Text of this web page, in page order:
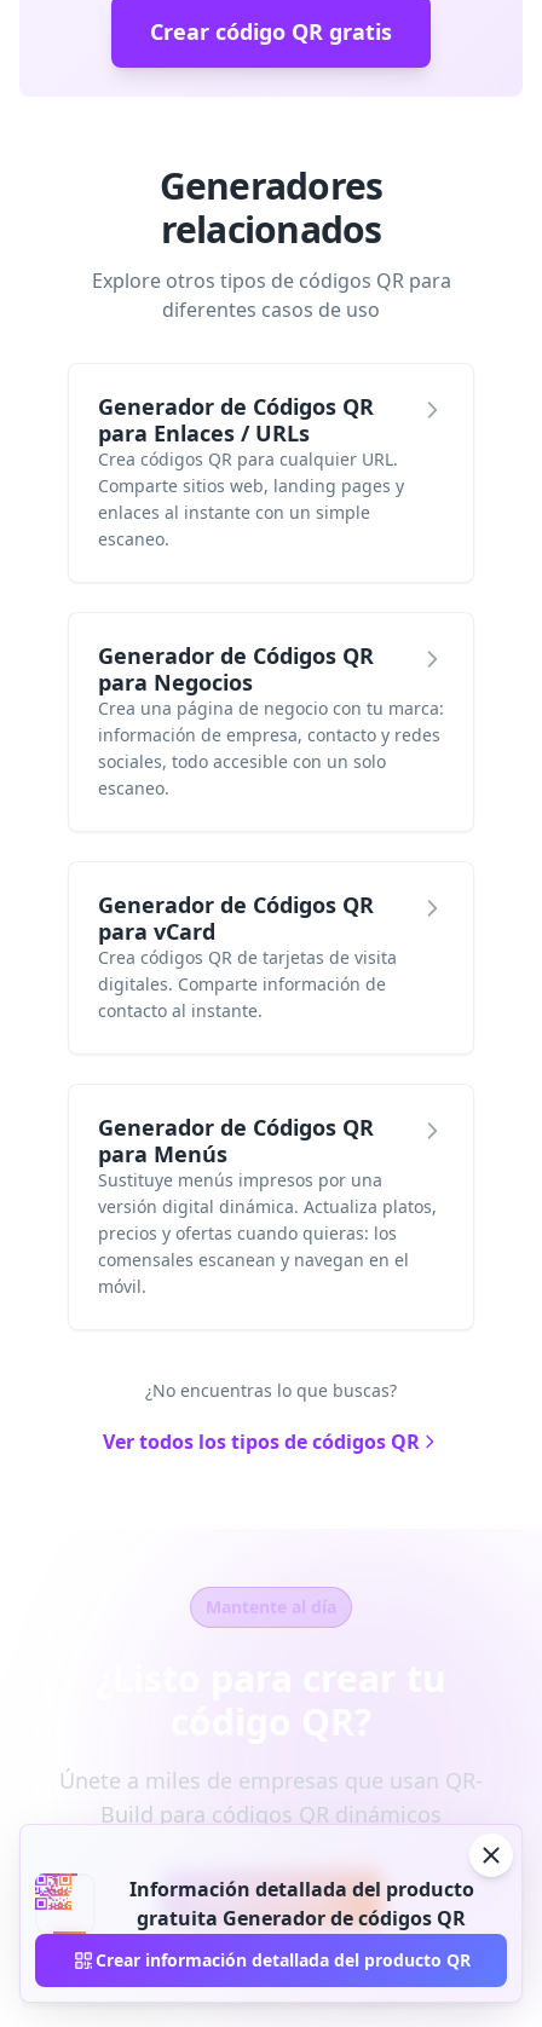
Crear código QR gratis
Generadores
relacionados
Explore otros tipos de códigos QR para
diferentes casos de uso
Generador de Códigos QR
para Enlaces / URLs
Crea códigos QR para cualquier URL.
Comparte sitios web, landing pages y
enlaces al instante con un simple
escaneo.
Generador de Códigos QR
para Negocios
Crea una página de negocio con tu marca:
información de empresa, contacto y redes
sociales, todo accesible con un solo
escaneo.
Generador de Códigos QR
para vCard
Crea códigos QR de tarjetas de visita
digitales. Comparte información de
contacto al instante.
Generador de Códigos QR
para Menús
Sustituye menús impresos por una
versión digital dinámica. Actualiza platos,
precios y ofertas cuando quieras: los
comensales escanean y navegan en el
móvil.
¿No encuentras lo que buscas?
Ver todos los tipos de códigos QR
Información detallada del producto
gratuita Generador de códigos QR
Crear información detallada del producto QR
Mantente al día
Únete a miles de empresas que usan QR-
Build para códigos QR dinámicos
Empieza gratis
Contactar ventas